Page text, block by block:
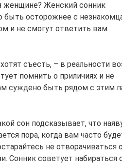
женщине? Женский сонник
быть осторожнее с
и не смогут ответить вам
съесть, – в реальности
помнить о приличиях и не
суждено быть рядом с этим
сон подсказывает, что
пора, когда вам часто
не отворачиваться
Сонник советует набираться